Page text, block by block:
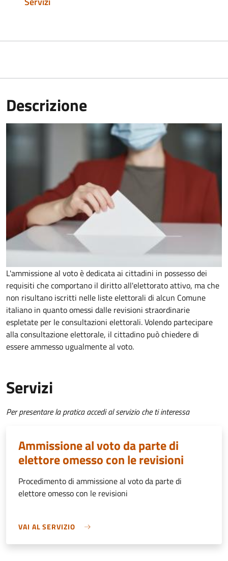
Descrizione
L'ammissione al voto è dedicata ai cittadini in possesso dei
requisiti che comportano il diritto all'elettorato attivo, ma che
non risultano iscritti nelle liste elettorali di alcun Comune
italiano in quanto omessi dalle revisioni straordinarie
espletate per le consultazioni elettorali. Volendo partecipare
alla consultazione elettorale, il cittadino può chiedere di
essere ammesso ugualmente al voto.
Servizi
Per presentare la pratica accedi al servizio che ti interessa
Ammissione al voto da parte di
elettore omesso con le revisioni
Procedimento di ammissione al voto da parte di
elettore omesso con le revisioni
VAI AL SERVIZIO